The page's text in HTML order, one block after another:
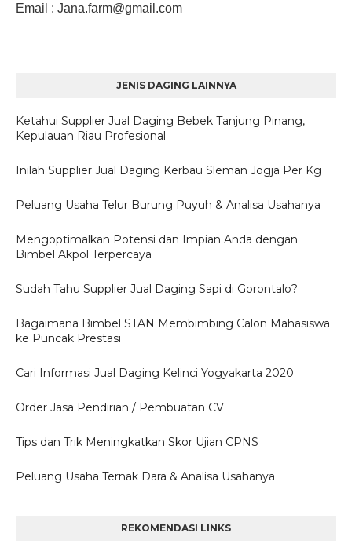
Email : Jana.farm@gmail.com
JENIS DAGING LAINNYA
Ketahui Supplier Jual Daging Bebek Tanjung Pinang,
Kepulauan Riau Profesional
Inilah Supplier Jual Daging Kerbau Sleman Jogja Per Kg
Peluang Usaha Telur Burung Puyuh & Analisa Usahanya
Mengoptimalkan Potensi dan Impian Anda dengan
Bimbel Akpol Terpercaya
Sudah Tahu Supplier Jual Daging Sapi di Gorontalo?
Bagaimana Bimbel STAN Membimbing Calon Mahasiswa
ke Puncak Prestasi
Cari Informasi Jual Daging Kelinci Yogyakarta 2020
Order Jasa Pendirian / Pembuatan CV
Tips dan Trik Meningkatkan Skor Ujian CPNS
Peluang Usaha Ternak Dara & Analisa Usahanya
REKOMENDASI LINKS